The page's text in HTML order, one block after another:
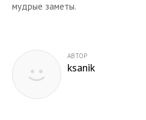
мудрые заметы.
АВТОР
ksanik